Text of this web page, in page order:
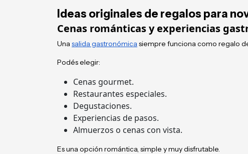
Ideas originales de regalos para
Cenas románticas y experiencias
Una salida gastronómica siempre funciona como regalo
Podés elegir:
Cenas gourmet.
Restaurantes especiales.
Degustaciones.
Experiencias de pasos.
Almuerzos o cenas con vista.
Es una opción romántica, simple y muy disfrutable.